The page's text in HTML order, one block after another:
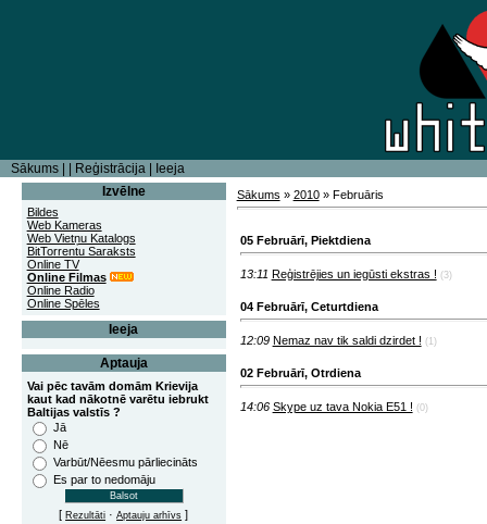
Sākums Reģistrācija
Ieeja
Izvēlne
Bildes
Web Kameras
Web Vietņu Katalogs
BitTorrentu Saraksts
Online TV
Online Filmas
Online Radio
Online Spēles
Ieeja
Aptauja
Vai pēc tavām domām Krievija
kaut kad nākotnē varētu iebrukt
Baltijas valstīs ?
Jā
Nē
Varbūt/Nēesmu pārliecināts
Es par to nedomāju
[Rezultāti ·Aptauju arhīvs ]
Sākums » 2010 » Februāris
05 Februārī, Piektdiena
13:11 Reģistrējies un iegūsti ekstras ! (3)
04 Februārī, Ceturtdiena
12:09 Nemaz nav tik saldi dzirdet ! (1)
02 Februārī, Otrdiena
14:06 Skype uz tava Nokia E51 ! (0)